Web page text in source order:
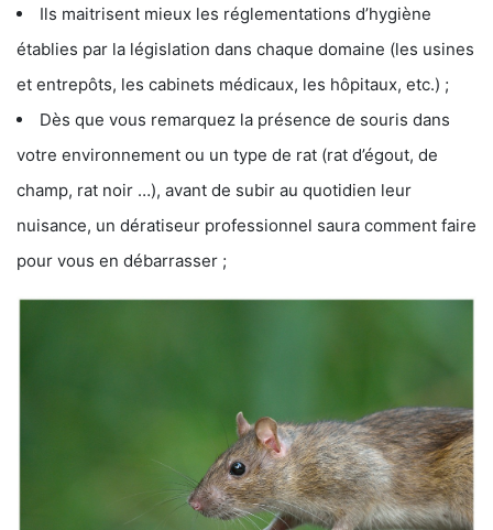
Ils maitrisent mieux les réglementations d’hygiène
établies par la législation dans chaque domaine (les usines
et entrepôts, les cabinets médicaux, les hôpitaux, etc.) ;
Dès que vous remarquez la présence de souris dans
votre environnement ou un type de rat (rat d’égout, de
champ, rat noir …), avant de subir au quotidien leur
nuisance, un dératiseur professionnel saura comment faire
pour vous en débarrasser ;